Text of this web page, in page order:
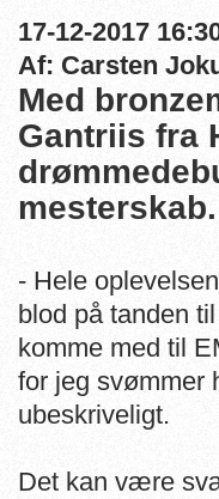
17-12-2017
Af: Carsten
Med
Gantriis fra
mesterskab.
- Hele
blod på tanden
komme med til
for jeg svømmer
ubeskriveligt.
Det kan være